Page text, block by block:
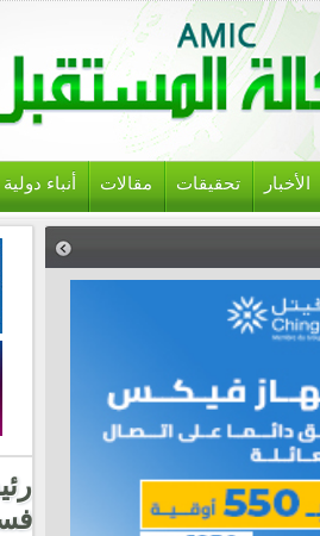
الأخبار تحقيقات مقالات أنباء دولية